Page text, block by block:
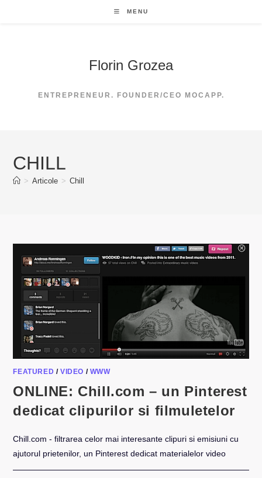
MENU
Florin Grozea
ENTREPRENEUR. FOUNDER/CEO MOCAPP.
CHILL
> Articole > Chill
FEATURED /VIDEO / WWW
ONLINE: Chill.com – un Pinterest
dedicat clipurilor si filmuletelor
Chill.com - filtrarea celor mai interesante clipuri si emisiuni cu
ajutorul prietenilor, un Pinterest dedicat materialelor video